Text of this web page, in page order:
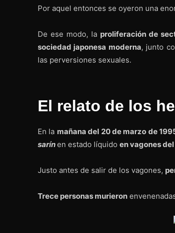
Por aquel entonces se oyeron una
De ese modo, la proliferación de
sociedad japonesa moderna, junto
las perversiones sexuales.
El relato de los
En la mañana del 20 de marzo de
sarínen estado líquido en vagones
Justo antes de salir de los vagones,
Trece personas murieron